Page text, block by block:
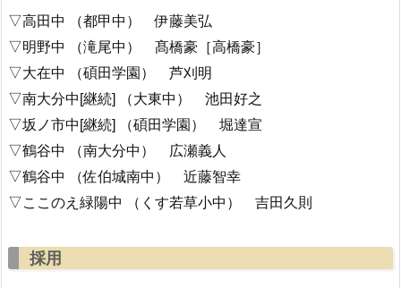
▽高田中 （都甲中） 伊藤美弘
▽明野中 （滝尾中） 髙橋豪［高橋豪］
▽大在中 （碩田学園） 芦刈明
▽南大分中[継続] （大東中） 池田好之
▽坂ノ市中[継続] （碩田学園） 堀達宣
▽鶴谷中 （南大分中） 広瀬義人
▽鶴谷中 （佐伯城南中） 近藤智幸
▽ここのえ緑陽中 （くす若草小中） 吉田久則
採用